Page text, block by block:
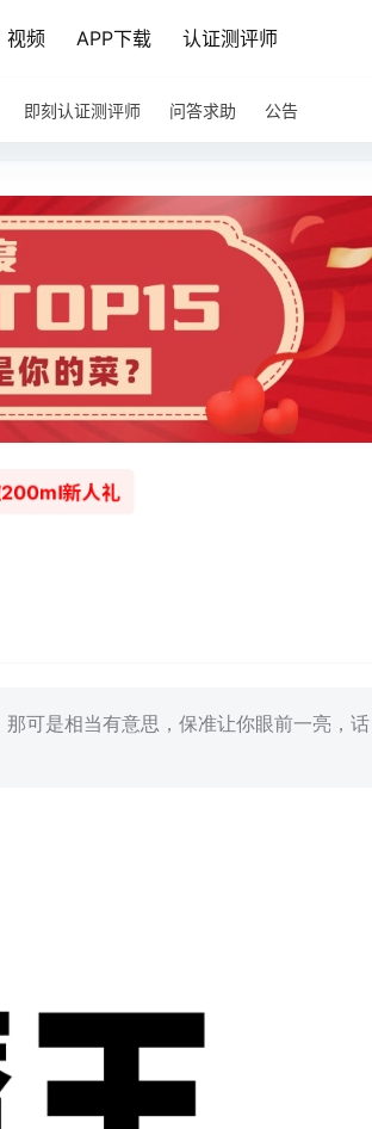
视频 APP下载 认证测评师
即刻认证测评师 问答求助 公告
200ml新人礼
可是相当有意思，保准让你眼前一亮，话